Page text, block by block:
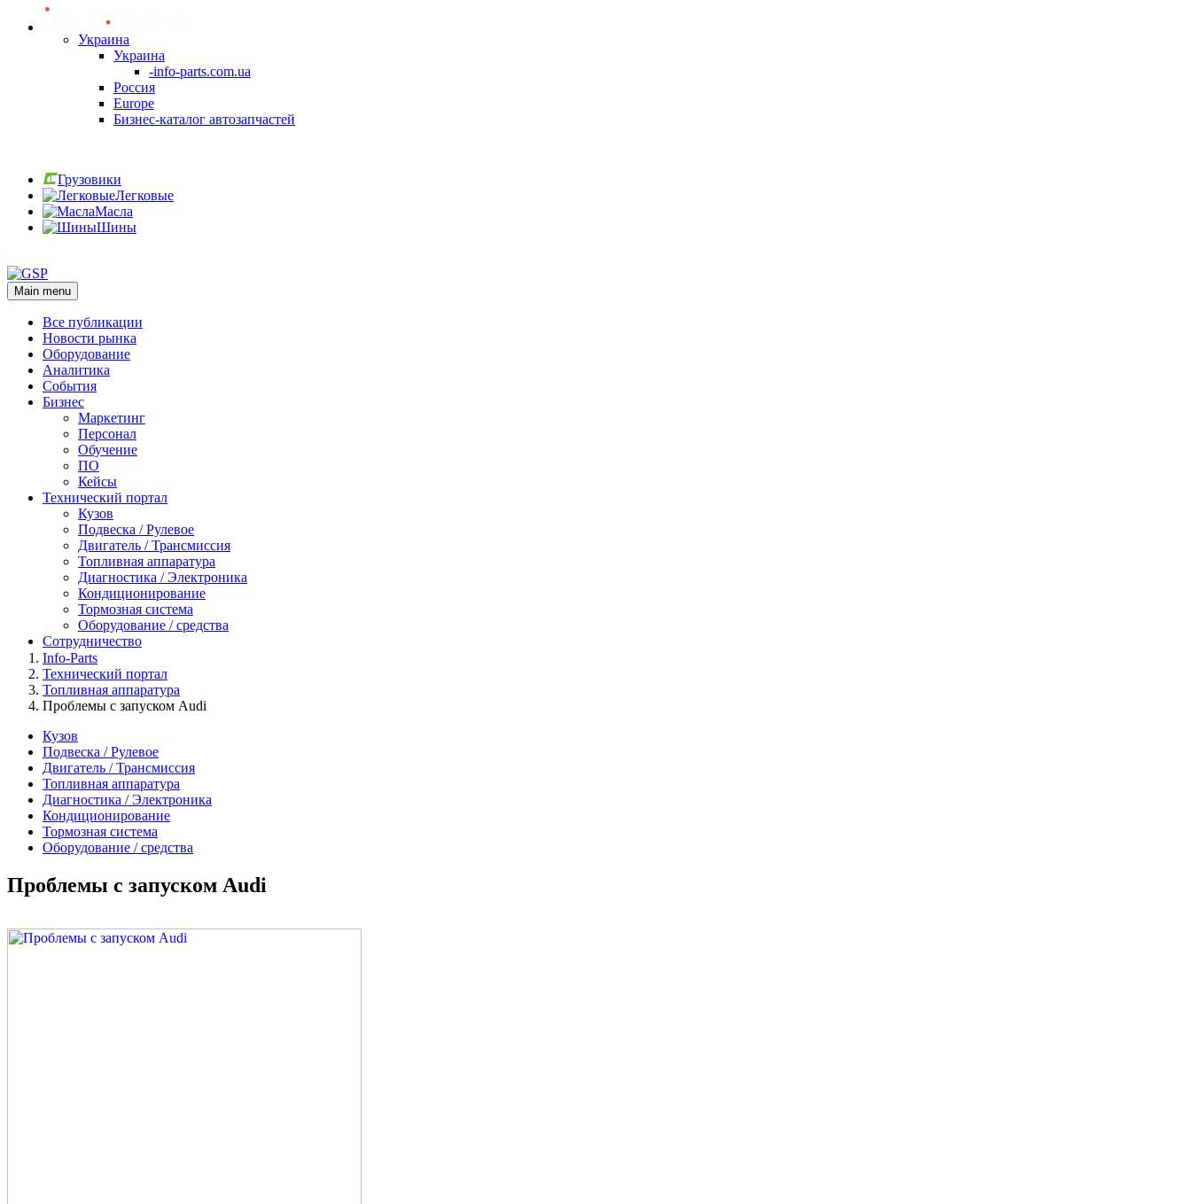
Украина
Украина
-info-parts.com.ua
Россия
Europe
Бизнес-каталог автозапчастей
Грузовики
Легковые
Масла
Шины
Main menu
Все публикации
Новости рынка
Оборудование
Аналитика
События
Бизнес
Маркетинг
Персонал
Обучение
ПО
Кейсы
Технический портал
Кузов
Подвеска / Рулевое
Двигатель / Трансмиссия
Топливная аппаратура
Диагностика / Электроника
Кондиционирование
Тормозная система
Оборудование / средства
Сотрудничество
Info-Parts
Технический портал
Топливная аппаратура
Проблемы с запуском Audi
Кузов
Подвеска / Рулевое
Двигатель / Трансмиссия
Топливная аппаратура
Диагностика / Электроника
Кондиционирование
Тормозная система
Оборудование / средства
Проблемы с запуском Audi